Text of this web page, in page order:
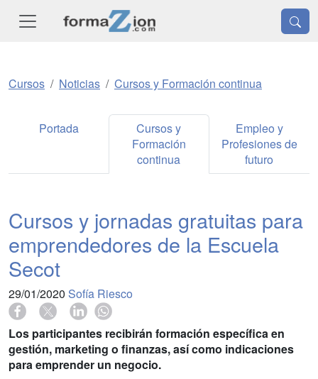
Cursos Noticias Cursos y Formación continua
Portada
Cursos y
Formación
continua
Empleo y
Profesiones de
futuro
Cursos y jornadas gratuitas para
emprendedores de la Escuela
Secot
29/01/2020 Sofía Riesco
Los participantes recibirán formación específica en
gestión, marketing o finanzas, así como indicaciones
para emprender un negocio.